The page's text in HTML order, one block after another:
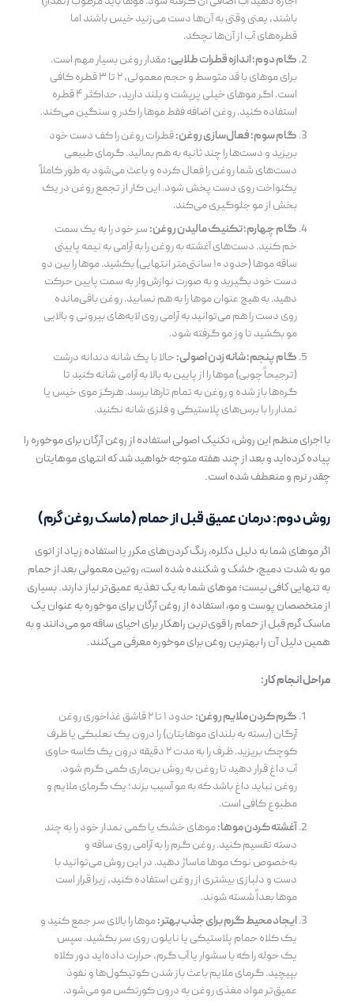
باشند، یعنی وقتی به آن‌ها دست می‌زنید خیس باشند اما
قطره‌های آب از آن‌ها نچکد.
گام دوم؛ اندازه قطرات طلایی:مقدار روغن بسیار مهم است.
برای موهای با قد متوسط و حجم معمولی، ۲ تا ۳ قطره کافی
است. اگر موهای خیلی پرپشت و بلند دارید، حداکثر ۴ قطره
استفاده کنید. روغن اضافه فقط موها را کدر و سنگین می‌کند.
گام سوم؛ فعال‌سازی روغن:قطرات روغن را کف دست خود
بریزید و دست‌ها را چند ثانیه به هم بمالید. گرمای طبیعی
دست‌های شما روغن را فعال کرده و باعث می‌شود به طور کاملاً
یکنواخت روی دست پخش شود. این کار از تجمع روغن در یک
بخش از مو جلوگیری می‌کند.
گام چهارم؛ تکنیک مالیدن روغن: سر خود را به یک سمت
خم کنید. دست‌های آغشته به روغن را به آرامی به نیمه پایینی
ساقه موها (حدود ۱۰ سانتی‌متر انتهایی) بکشید. موها را بین دو
دست خود بگیرید و به صورت نوازش‌وار به سمت پایین حرکت
دهید. به هیچ عنوان موها را به هم نسابید. روغن باقی‌مانده
روی دست را هم می‌توانید به آرامی روی لایه‌های بیرونی و بالایی
مو بکشید تا وز مو گرفته شود.
گام پنجم؛ شانه زدن اصولی:حالا با یک شانه دندانه درشت
(ترجیحاً چوبی) موها را از پایین به بالا به آرامی شانه کنید تا
گره‌ها باز شده و روغن به تمام تارها برسد. هرگز موی خیس یا
نمدار را با برس‌های پلاستیکی و فلزی شانه نکنید.
با اجرای منظم این روش، تکنیک اصولی استفاده از روغن آرگان برای موخوره را
پیاده کرده‌اید و بعد از چند هفته متوجه خواهید شد که انتهای موهایتان
چقدر نرم و منعطف شده است.
روش دوم: درمان عمیق قبل از حمام (ماسک روغن گرم)
اگر موهای شما به دلیل دکلره، رنگ کردن‌های مکرر یا استفاده زیاد از اتوی
مو به شدت دمیج، خشک و شکننده شده است، روتین معمولی بعد از حمام
به تنهایی کافی نیست؛ موهای شما به یک تغذیه عمیق‌تر نیاز دارند. بسیاری
از متخصصان پوست و مو، استفاده از روغن آرگان برای موخوره به عنوان یک
ماسک گرم قبل از حمام را قوی‌ترین راهکار برای احیای ساقه مو می‌دانند و به
همین دلیل آن را بهترین روغن برای موخوره معرفی می‌کنند.
مراحل انجام کار:
گرم کردن ملایم روغن:
حدود ۱ تا ۲ قاشق غذاخوری روغن
آرگان (بسته به بلندای موهایتان) را درون یک نعلبکی یا ظرف
کوچک بریزید. ظرف را به مدت ۲ دقیقه درون یک کاسه حاوی
آب داغ قرار دهید تا روغن به روش بن‌ماری کمی گرم شود.
روغن نباید داغ باشد که به مو آسیب بزند؛ یک گرمای ملایم و
مطبوع کافی است.
آغشته کردن موها:موهای خشک یا کمی نمدار خود را به چند
دسته تقسیم کنید. روغن گرم را به آرامی روی ساقه و
به‌خصوص نوک موها ماساژ دهید. در این روش می‌توانید با
دست و دلبازی بیشتری از روغن استفاده کنید، زیرا قرار است
موها بعداً شسته شوند.
ایجاد محیط گرم برای جذب بهتر:موها را بالای سر جمع کنید و
یک کلاه حمام پلاستیکی یا نایلون روی سر بکشید. سپس
یک حوله را که با سشوار یا آب گرم، حرارت داده‌اید دور کلاه
بپیچید. گرمای ملایم باعث باز شدن کوتیکول‌ها و نفوذ
عمیق‌تر مواد مغذی روغن به درون کورتکس مو می‌شود.